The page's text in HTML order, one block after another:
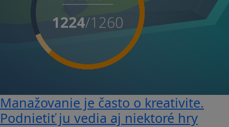
Manažovanie je často o kreativite.
Podnietiť ju vedia aj niektoré hry